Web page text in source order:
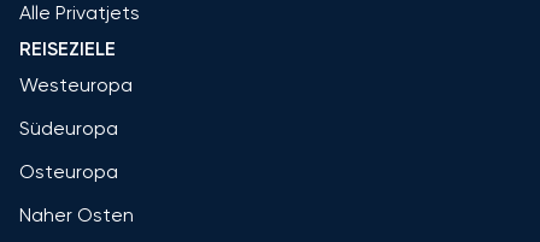
Alle Privatjets
REISEZIELE
Westeuropa
Südeuropa
Osteuropa
Naher Osten